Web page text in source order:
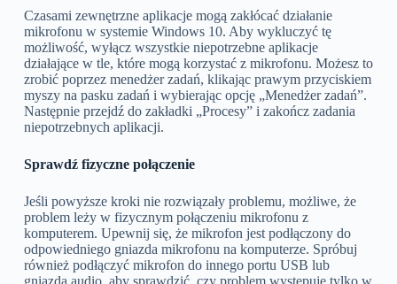
Czasami zewnętrzne aplikacje mogą zakłócać działanie
mikrofonu w systemie Windows 10. Aby wykluczyć tę
możliwość, wyłącz wszystkie niepotrzebne aplikacje
działające w tle, które mogą korzystać z mikrofonu. Możesz to
zrobić poprzez menedżer zadań, klikając prawym przyciskiem
myszy na pasku zadań i wybierając opcję „Menedżer zadań”.
Następnie przejdź do zakładki „Procesy” i zakończ zadania
niepotrzebnych aplikacji.
Sprawdź fizyczne połączenie
Jeśli powyższe kroki nie rozwiązały problemu, możliwe, że
problem leży w fizycznym połączeniu mikrofonu z
komputerem. Upewnij się, że mikrofon jest podłączony do
odpowiedniego gniazda mikrofonu na komputerze. Spróbuj
również podłączyć mikrofon do innego portu USB lub
gniazda audio, aby sprawdzić, czy problem występuje tylko w